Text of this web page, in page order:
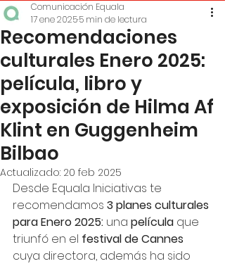
Recomendaciones
culturales Enero 2025:
película, libro y
exposición de Hilma Af
Klint en Guggenheim
Bilbao
Comunicación Equala
17 ene 20255 min de lectura
Actualizado: 20 feb 2025
Desde Equala Iniciativas te
recomendamos 3 planes culturales
para Enero 2025: una película que
triunfó en el festival de Cannes
cuya directora, además ha sido